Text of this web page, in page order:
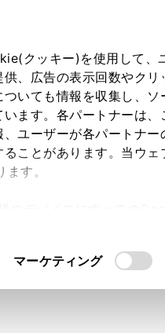
クッキー)を使用して、
、広告の表示回数やクリ
いても情報を収集し、ソ
ます。各パートナーは、
ユーザーが各パートナー
ことがあります。当ウェ
す。
マーケティング